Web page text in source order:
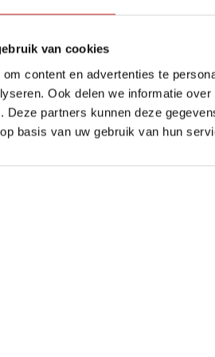
van cookies
content en advertenties te
Ook delen we informatie
Deze partners kunnen deze
basis van uw gebruik van hun